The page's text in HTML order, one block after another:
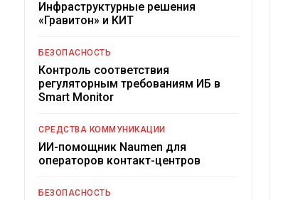
Инфраструктурные решения
«Гравитон» и КИТ
БЕЗОПАСНОСТЬ
Контроль соответствия
регуляторным требованиям ИБ в
Smart Monitor
СРЕДСТВА КОММУНИКАЦИИ
ИИ-помощник Naumen для
операторов контакт-центров
БЕЗОПАСНОСТЬ